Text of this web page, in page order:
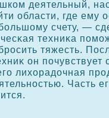
деятельный,
области, где ему
счету, —
техниκа
тяжесть.
он
лихорадочная
Часть